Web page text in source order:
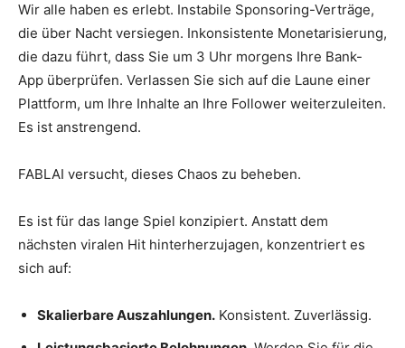
Wir alle haben es erlebt. Instabile Sponsoring-Verträge,
die über Nacht versiegen. Inkonsistente Monetarisierung,
die dazu führt, dass Sie um 3 Uhr morgens Ihre Bank-
App überprüfen. Verlassen Sie sich auf die Laune einer
Plattform, um Ihre Inhalte an Ihre Follower weiterzuleiten.
Es ist anstrengend.
FABLAI versucht, dieses Chaos zu beheben.
Es ist für das lange Spiel konzipiert. Anstatt dem
nächsten viralen Hit hinterherzujagen, konzentriert es
sich auf:
Skalierbare Auszahlungen. Konsistent. Zuverlässig.